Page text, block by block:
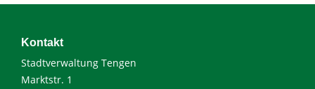
Kontakt
Stadtverwaltung Tengen
Marktstr. 1